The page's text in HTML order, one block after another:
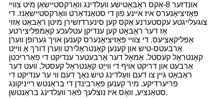
אונדזער 8-אַקס ראָבאָטישע וועַלדינג וואָרקסטיישאַן מיט צוויי
פּאָזיציאָנערס איז איינע פון ​​די סטאַנדאַרט וואָרקסטיישאַנז. די
צוגעלייגטע עקסטערנע אַקס קען סינערדזשירן מיטן ראָבאָט אַזוי
אַז דער ראָבאָט קען ענדיקן עטלעכע קאָמפּליצירטע
אַפּליקאַציעס. די צוויי פּאָזיציאָנערס קענען אויך גערופן ווערן
אַרבעטס-טיש און קענען קאָנטראָלירט ווערן דורך אַ ווייַט
קאָנטראָל קעסטל. אַמאָל דער אַרבעטער ענדיקט די פאַרריכטן
אַרבעט און דריקט אויף די ווייַט קאָנטראָל קעסטל, וועט דער
ראָבאָט גיין צו דעם וועַלדינג טיש נאָך דעם ווי ער ענדיקט די
פריערדיקע. מיר קענען פאַרבינדן די בראַנטש רייניקונג
סטאַנציע, וואָס איז נוצלעך פֿאַר וועַלדינג בראַנטשן.